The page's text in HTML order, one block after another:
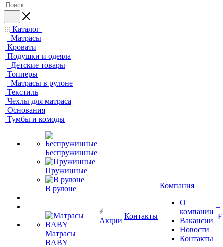
Каталог
Матрасы
Кровати
Подушки и одеяла
Детские товары
Топперы
Матрасы в рулоне
Текстиль
Чехлы для матраса
Основания
Тумбы и комоды
Беспружинные
Пружинные
В рулоне
Матрасы
BABY
Акции
Контакты
Компания
О
компании
Вакансии
Новости
Контакты
+